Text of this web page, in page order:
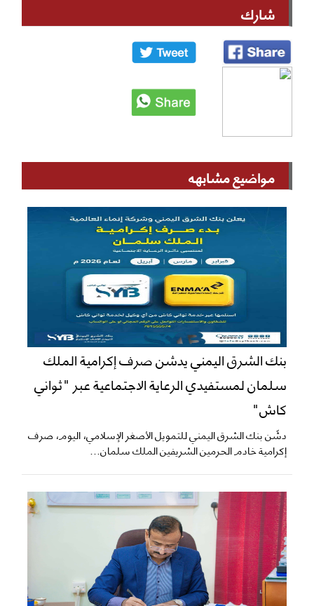
شارك
مواضيع مشابهه
بنك الشرق اليمني يدشن صرف إكرامية الملك
سلمان لمستفيدي الرعاية الاجتماعية عبر "ثواني
كاش"
دشّن بنك الشرق اليمني للتمويل الأصغر الإسلامي، اليوم، صرف
إكرامية خادم الحرمين الشريفين الملك سلمان...